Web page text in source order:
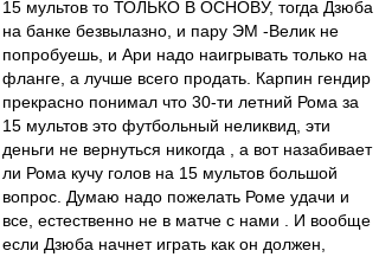
15 мультов то ТОЛЬКО В ОСНОВУ, тогда Дзюба
на банке безвылазно, и пару ЭМ -Велик не
попробуешь, и Ари надо наигрывать только на
фланге, а лучше всего продать. Карпин гендир
прекрасно понимал что 30-ти летний Рома за
15 мультов это футбольный неликвид, эти
деньги не вернуться никогда , а вот назабивает
ли Рома кучу голов на 15 мультов большой
вопрос. Думаю надо пожелать Роме удачи и
все, естественно не в матче с нами . И вообще
если Дзюба начнет играть как он должен,